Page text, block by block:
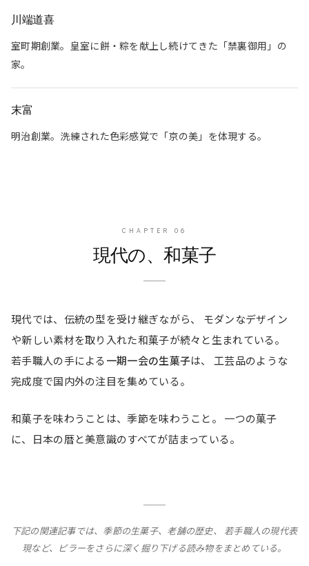
川端道喜
室町期創業。皇室に餅・粽を献上し続けてきた「禁裏御用」の
家。
末富
明治創業。洗練された色彩感覚で「京の美」を体現する。
CHAPTER 06
現代の、和菓子
現代では、伝統の型を受け継ぎながら、 モダンなデザイン
や新しい素材を取り入れた和菓子が続々と生まれている。
若手職人の手による 一期一会の生菓子は、 工芸品のような
完成度で国内外の注目を集めている。
和菓子を味わうことは、季節を味わうこと。 一つの菓子
に、日本の暦と美意識のすべてが詰まっている。
下記の関連記事では、季節の生菓子、老舗の歴史、 若手職人の現代表
現など、ピラーをさらに深く掘り下げる読み物をまとめている。